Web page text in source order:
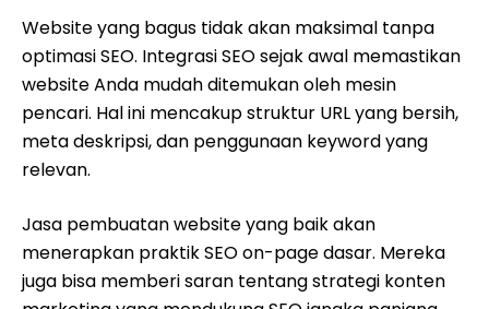
Website yang bagus tidak akan maksimal tanpa
optimasi SEO. Integrasi SEO sejak awal memastikan
website Anda mudah ditemukan oleh mesin
pencari. Hal ini mencakup struktur URL yang bersih,
meta deskripsi, dan penggunaan keyword yang
relevan.
Jasa pembuatan website yang baik akan
menerapkan praktik SEO on-page dasar. Mereka
juga bisa memberi saran tentang strategi konten